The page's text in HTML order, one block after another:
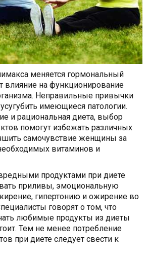
меняется гормональный
влияние на функционирование
Неправильные привычки
имеющиеся патологии.
и рациональная диета, выбор
помогут избежать различных
самочувствие женщины за
витаминов и
продуктами при диете
приливы, эмоциональную
гипертонию и ожирение во
говорят о том, что
любимые продукты из диеты
Тем не менее потребление
при диете следует свести к